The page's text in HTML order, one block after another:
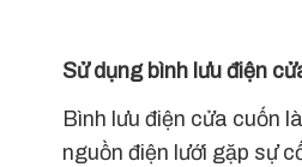
Sử dụng bình lưu điện
Bình lưu điện cửa cuốn
nguồn điện lưới gặp sự